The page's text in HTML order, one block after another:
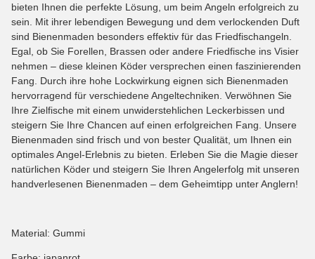
bieten Ihnen die perfekte Lösung, um beim Angeln erfolgreich zu
sein. Mit ihrer lebendigen Bewegung und dem verlockenden Duft
sind Bienenmaden besonders effektiv für das Friedfischangeln.
Egal, ob Sie Forellen, Brassen oder andere Friedfische ins Visier
nehmen – diese kleinen Köder versprechen einen faszinierenden
Fang. Durch ihre hohe Lockwirkung eignen sich Bienenmaden
hervorragend für verschiedene Angeltechniken. Verwöhnen Sie
Ihre Zielfische mit einem unwiderstehlichen Leckerbissen und
steigern Sie Ihre Chancen auf einen erfolgreichen Fang. Unsere
Bienenmaden sind frisch und von bester Qualität, um Ihnen ein
optimales Angel-Erlebnis zu bieten. Erleben Sie die Magie dieser
natürlichen Köder und steigern Sie Ihren Angelerfolg mit unseren
handverlesenen Bienenmaden – dem Geheimtipp unter Anglern!
Material: Gummi